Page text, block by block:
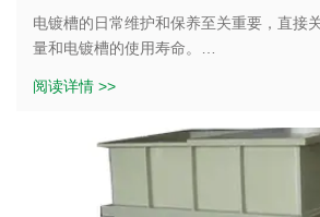
电镀槽的日常维护和保养至关重要，直接
量和电镀槽的使用寿命。
一、电镀液的管理
阅读详情 >>